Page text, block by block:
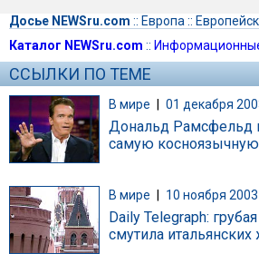
Досье NEWSru.com :: Европа ::
Каталог NEWSru.com ::
ССЫЛКИ ПО ТЕМЕ
В мире | 01 декабря
Дональд Рамсфельд
самую косноязычную
В мире 10 ноября 2003
Daily Telegraph:
смутила итальянских